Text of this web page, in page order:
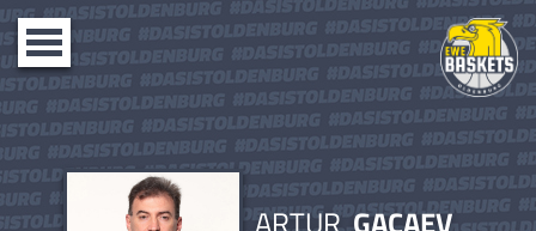
Toggle
navigation